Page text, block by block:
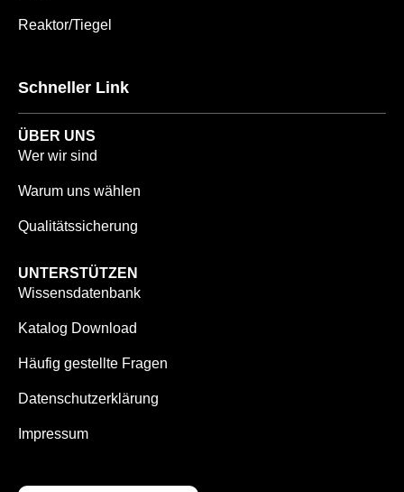
Reaktor/Tiegel
Schneller Link
ÜBER UNS
Wer wir sind
Warum uns wählen
Qualitätssicherung
UNTERSTÜTZEN
Wissensdatenbank
Katalog Download
Häufig gestellte Fragen
Datenschutzerklärung
Impressum